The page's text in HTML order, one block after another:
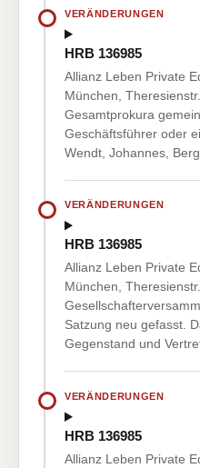
VERÄNDERUNGEN
HRB 136985
Allianz Leben Private
München,
Gesamtprokura
Geschäftsführer oder
Wendt, Johannes,
VERÄNDERUNGEN
HRB 136985
Allianz Leben Private
München,
Satzung neu gefasst.
Gegenstand und
VERÄNDERUNGEN
HRB 136985
Allianz Leben Private